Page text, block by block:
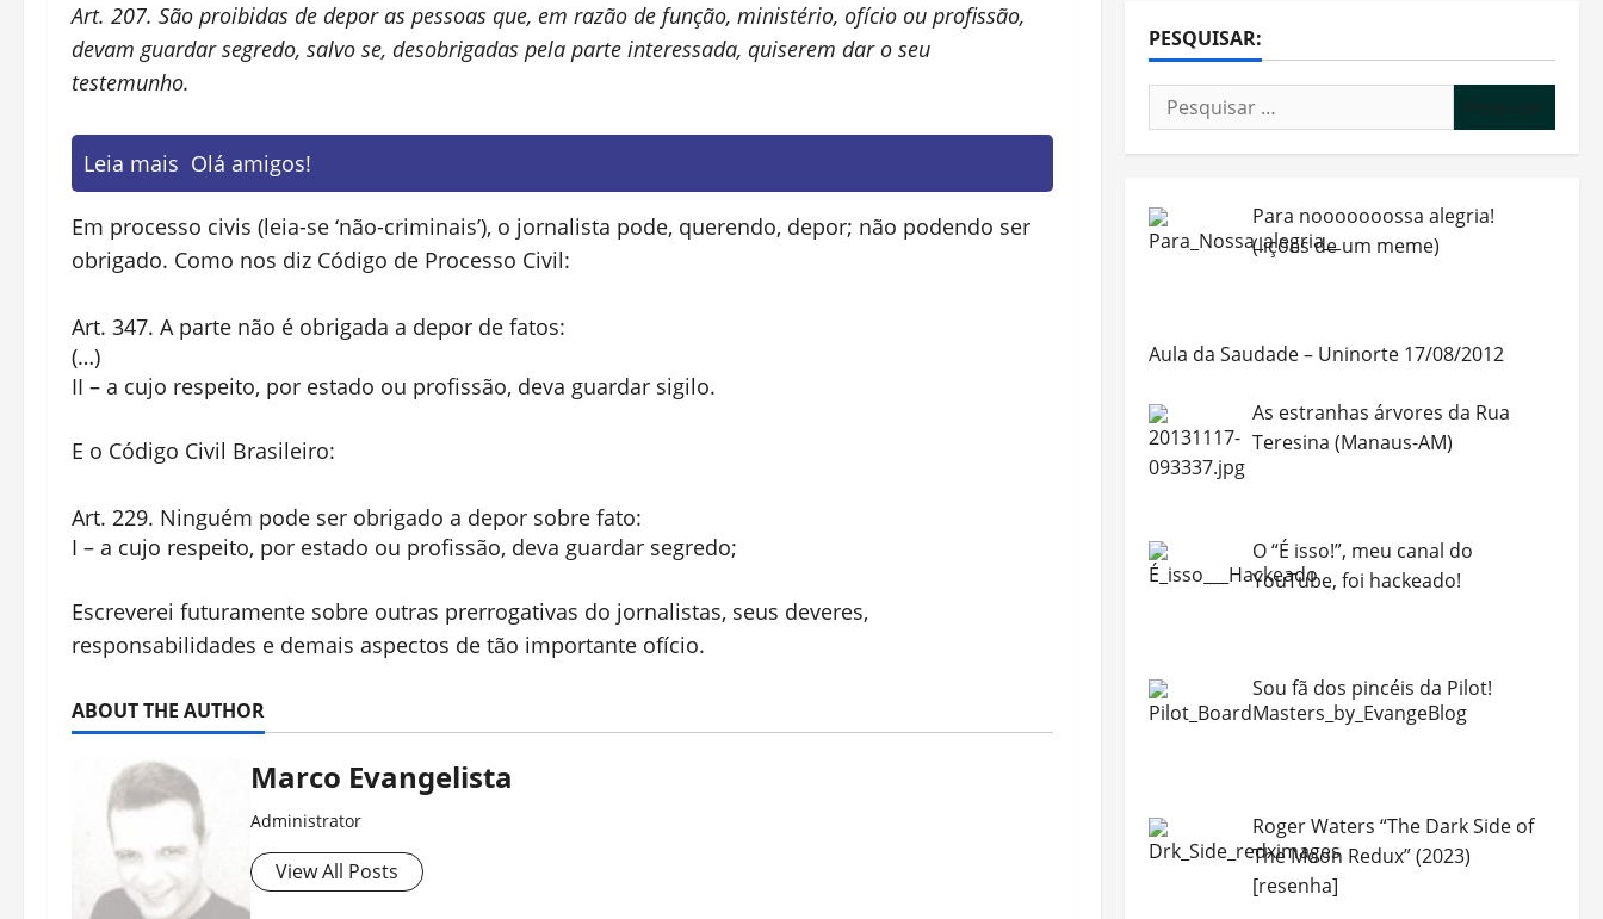
Art. 207. São proibidas de depor as pessoas que, em razão de função, ministério, ofício ou profissão,
devam guardar segredo, salvo se, desobrigadas pela parte interessada, quiserem dar o seu
testemunho.
Leia mais Olá amigos!
Em processo civis (leia-se ‘não-criminais’), o jornalista pode, querendo, depor; não podendo ser
obrigado. Como nos diz Código de Processo Civil:
Art. 347. A parte não é obrigada a depor de fatos:
(…)
II – a cujo respeito, por estado ou profissão, deva guardar sigilo.
E o Código Civil Brasileiro:
Art. 229. Ninguém pode ser obrigado a depor sobre fato:
I – a cujo respeito, por estado ou profissão, deva guardar segredo;
Escreverei futuramente sobre outras prerrogativas do jornalistas, seus deveres,
responsabilidades e demais aspectos de tão importante ofício.
ABOUT THE AUTHOR
Marco Evangelista
Administrator
View All Posts
PESQUISAR:
Pesquisar
por:
Para nooooooossa alegria!
(lições de um meme)
Aula da Saudade – Uninorte 17/08/2012
As estranhas árvores da Rua
Teresina (Manaus-AM)
O “É isso!”, meu canal do
YouTube, foi hackeado!
Sou fã dos pincéis da Pilot!
Roger Waters “The Dark Side of
The Moon Redux” (2023)
[resenha]